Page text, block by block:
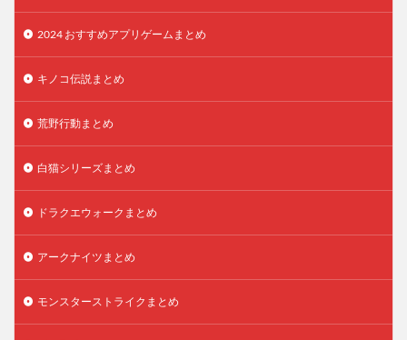
2024 おすすめアプリゲームまとめ
キノコ伝説まとめ
荒野行動まとめ
白猫シリーズまとめ
ドラクエウォークまとめ
アークナイツまとめ
モンスターストライクまとめ